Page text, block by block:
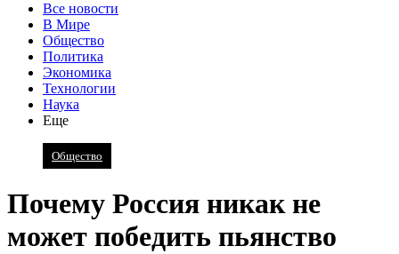
Все новости
В Мире
Общество
Политика
Экономика
Технологии
Наука
Еще
Общество
Почему Россия никак не
может победить пьянство